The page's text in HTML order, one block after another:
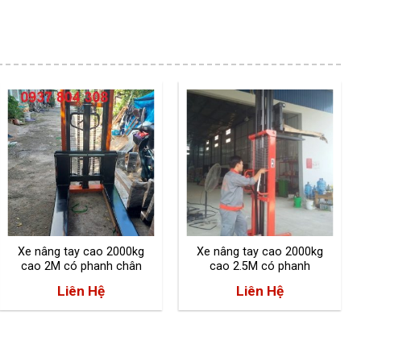
Xe nâng tay cao 2000kg
cao 2M có phanh chân
Liên Hệ
Xe nâng tay cao 2000kg
cao 2.5M có phanh
Liên Hệ